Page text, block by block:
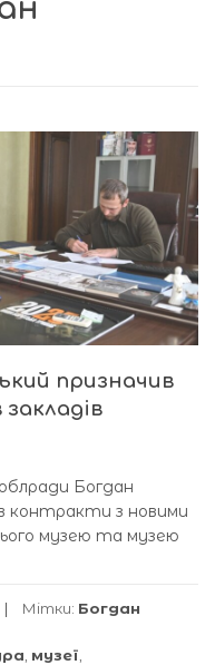
призначив
закладів
облради Богдан
контракти з новими
музею та музею
Мітки: Богдан
музеї